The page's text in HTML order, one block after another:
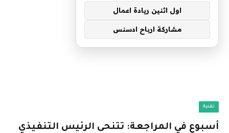
تقنية
أسبوع في المراجعة: تتنحى الرئيس التنفيذي
اول اثنين ريادة اعمال
مشاركة ارباح ادسنس